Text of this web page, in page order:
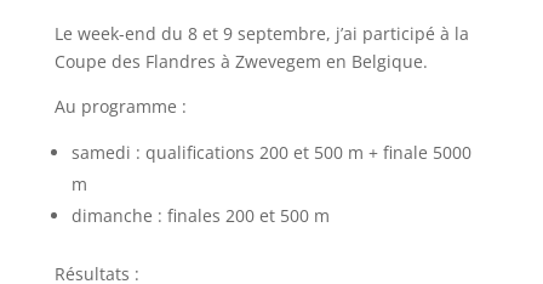
Le week-end du 8 et 9 septembre, j’ai participé à la
Coupe des Flandres à Zwevegem en Belgique.
Au programme :
samedi : qualifications 200 et 500 m + finale 5000
m
dimanche : finales 200 et 500 m
Résultats :